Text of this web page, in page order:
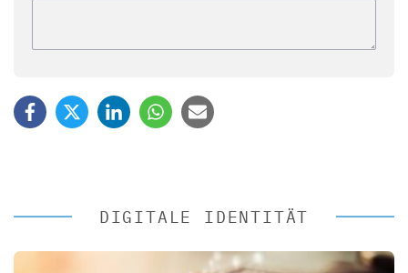
DIGITALE IDENTITÄT